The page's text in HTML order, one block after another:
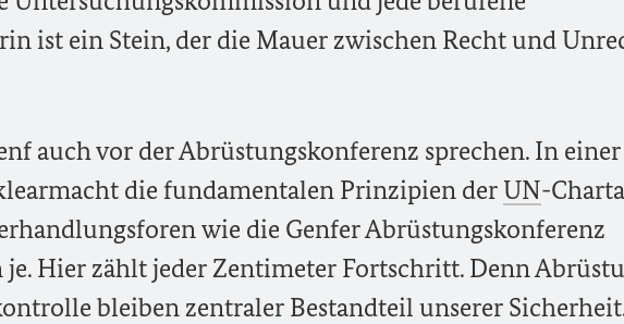
ist ein Stein, der die Mauer zwischen Recht und
auch vor der Abrüstungskonferenz sprechen. In
die fundamentalen Prinzipien derUN-Charta
wie die Genfer Abrüstungskonferenz
Hier zählt jeder Zentimeter Fortschritt. Denn
bleiben zentraler Bestandteil unserer